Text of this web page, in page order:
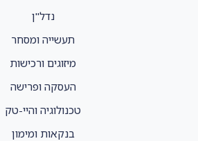
נדל"ן
תעשייה ומסחר
מיזוגים ורכישות
העסקה ופרישה
טכנולוגיה והיי-טק
בנקאות ומימון